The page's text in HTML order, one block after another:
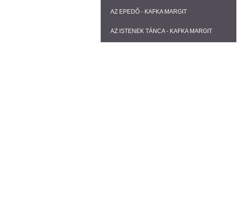
AZ EPEDŐ - KAFKA MARGIT
AZ ISTENEK TÁNCA - KAFKA MARGIT